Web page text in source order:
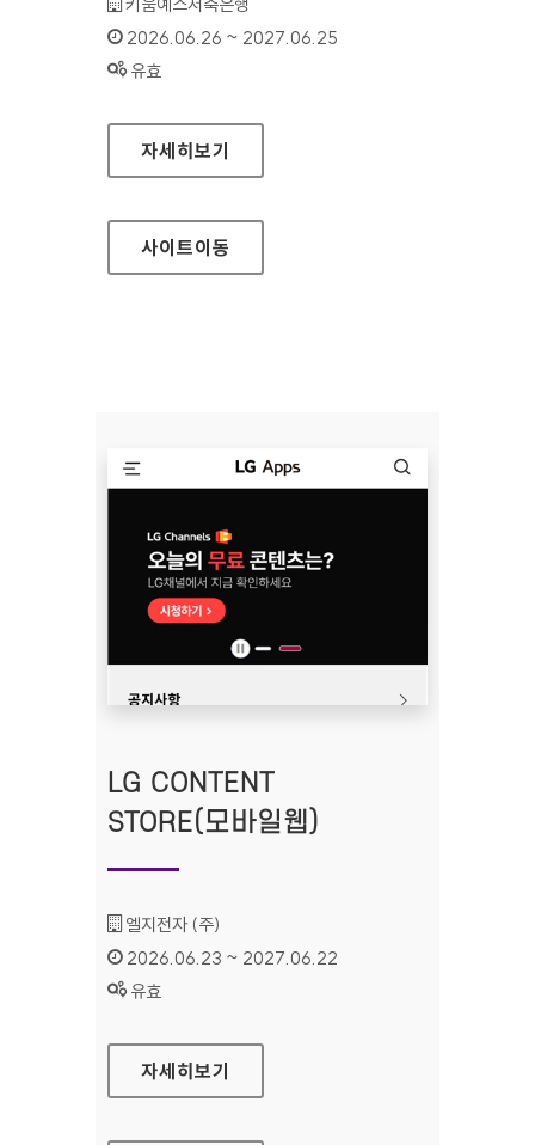
인증기간 :
2026.06.26 ~ 2027.06.25
상태 :
유효
키움예스저축은행
자세히보기
사이트이동
LG CONTENT
STORE(모바일웹)
기관명 :
엘지전자 (주)
인증기간 :
2026.06.23 ~ 2027.06.22
상태 :
유효
LG CONTENT STORE(모바일웹)
자세히보기